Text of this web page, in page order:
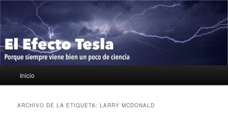
contenido
principal
contenido
secundario
El Efecto Tesla
Porque siempre viene bien un poco de ciencia
principal
Inicio
ARCHIVO DE LA ETIQUETA:LARRY MCDONALD